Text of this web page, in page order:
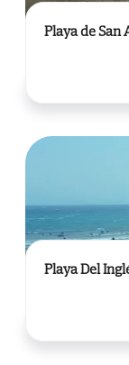
Playa de San
Playa Del